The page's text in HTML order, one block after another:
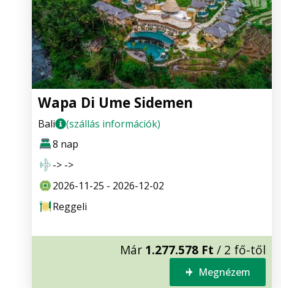
Wapa Di Ume Sidemen
Bali
(szállás információk)
8 nap
-> ->
2026-11-25 - 2026-12-02
Reggeli
Már 1.277.578 Ft / 2 fő-től
Megnézem